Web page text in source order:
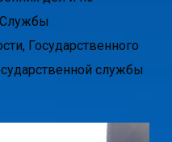
Государственного
службы